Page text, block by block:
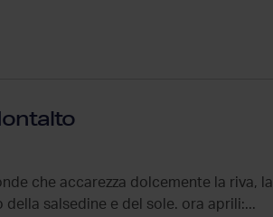
che accarezza dolcemente la riva, la
salsedine e del sole. ora aprili:...